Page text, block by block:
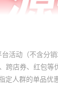
台活动（不含分
跨店券、红包
定人群的单品